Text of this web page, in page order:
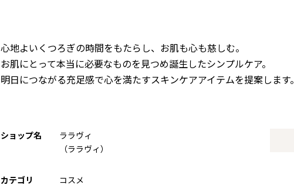
心地よいくつろぎの時間をもたらし、お肌も心も慈しむ。
お肌にとって本当に必要なものを見つめ誕生したシンプルケア。
明日につながる充足感で心を満たすスキンケアアイテムを提案します。
ショップ名
ララヴィ
（ララヴィ）
カテゴリ コスメ